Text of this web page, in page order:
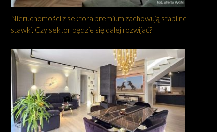
Nieruchomości z sektora premium zachowują stabilne
stawki. Czy sektor będzie się dalej rozwijać?